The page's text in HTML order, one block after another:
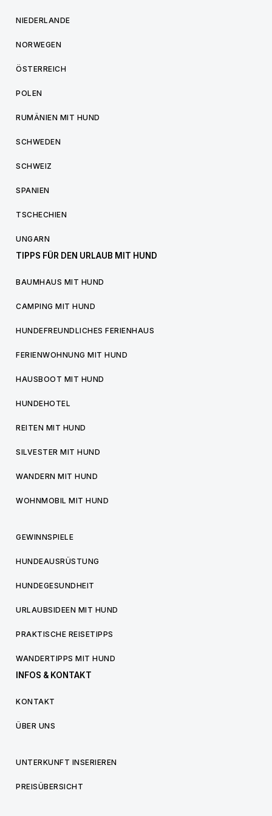
NIEDERLANDE
NORWEGEN
ÖSTERREICH
POLEN
RUMÄNIEN MIT HUND
SCHWEDEN
SCHWEIZ
SPANIEN
TSCHECHIEN
UNGARN
TIPPS FÜR DEN URLAUB MIT HUND
BAUMHAUS MIT HUND
CAMPING MIT HUND
HUNDEFREUNDLICHES FERIENHAUS
FERIENWOHNUNG MIT HUND
HAUSBOOT MIT HUND
HUNDEHOTEL
REITEN MIT HUND
SILVESTER MIT HUND
WANDERN MIT HUND
WOHNMOBIL MIT HUND
GEWINNSPIELE
HUNDEAUSRÜSTUNG
HUNDEGESUNDHEIT
URLAUBSIDEEN MIT HUND
PRAKTISCHE REISETIPPS
WANDERTIPPS MIT HUND
INFOS & KONTAKT
KONTAKT
ÜBER UNS
UNTERKUNFT INSERIEREN
PREISÜBERSICHT